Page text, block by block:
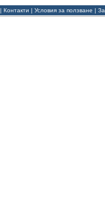
Контакти | Условия за ползване |